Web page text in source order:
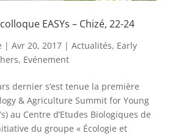
EASYs – Chizé, 22-24
| Avr 20, 2017| Actualités, Early
, Evénement
dernier s’est tenue la première
& Agriculture Summit for Young
au Centre d’Etudes Biologiques de
du groupe « Écologie et